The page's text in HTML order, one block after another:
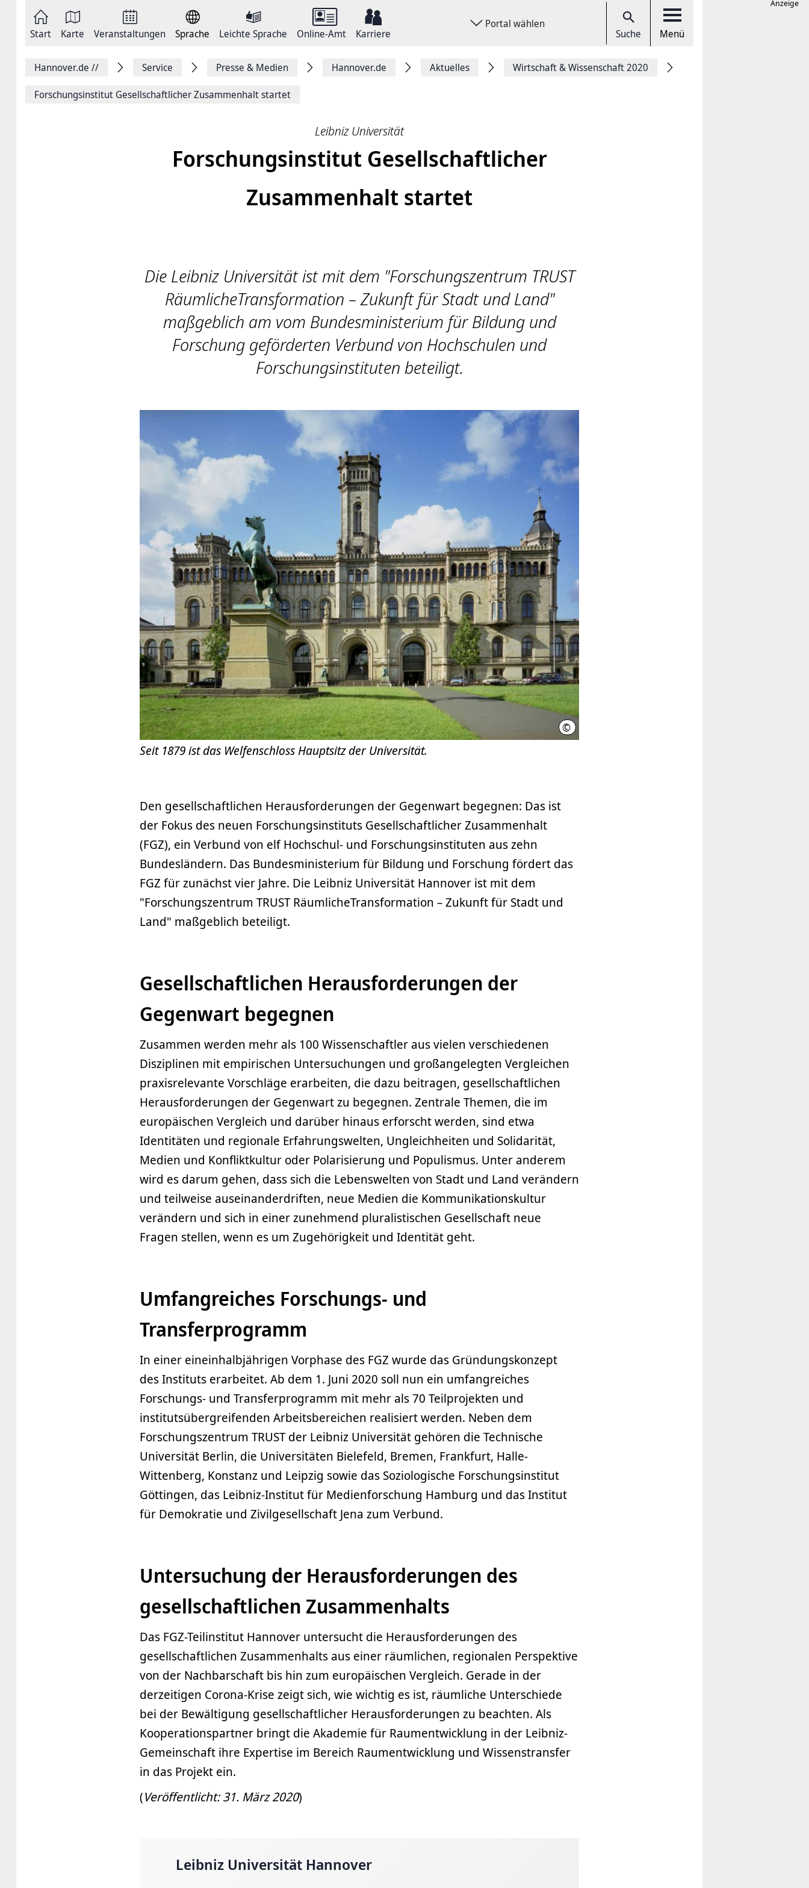
springen
Start Karte Veranstaltungen Sprache Leichte Sprache Online-Amt Karriere
Portal wählen
Suche Menü
FacebookHannover.de // Service Presse & Medien Hannover.de Aktuelles Wirtschaft & Wissenschaft 2020
Forschungsinstitut Gesellschaft­licher Zusammenhalt startet
Leibniz Universität
Forschungsinstitut Gesellschaft­licher
Zusammenhalt startet
Die Leibniz Universität ist mit dem "Forschungszentrum TRUST
RäumlicheTransformation – Zukunft für Stadt und Land"
maßgeblich am vom Bundesministerium für Bildung und
Forschung geförderten Verbund von Hochschulen und
Forschungsinstituten beteiligt.
© Leibniz Universität Hannover (Quelle)
Seit 1879 ist das Welfenschloss Hauptsitz der Universität.
Den gesellschaftlichen Herausforderungen der Gegenwart begegnen: Das ist
der Fokus des neuen Forschungsinstituts Gesellschaftlicher Zusammenhalt
(FGZ), ein Verbund von elf Hochschul- und Forschungsinstituten aus zehn
Bundesländern. Das Bundesministerium für Bildung und Forschung fördert das
FGZ für zunächst vier Jahre. Die Leibniz Universität Hannover ist mit dem
"Forschungszentrum TRUST RäumlicheTransformation – Zukunft für Stadt und
Land" maßgeblich beteiligt.
Gesellschaftlichen Herausforderungen der
Gegenwart begegnen
Zusammen werden mehr als 100 Wissenschaftler aus vielen verschiedenen
Disziplinen mit empirischen Untersuchungen und großangelegten Vergleichen
praxisrelevante Vorschläge erarbeiten, die dazu beitragen, gesellschaftlichen
Herausforderungen der Gegenwart zu begegnen. Zentrale Themen, die im
europäischen Vergleich und darüber hinaus erforscht werden, sind etwa
Identitäten und regionale Erfahrungswelten, Ungleichheiten und Solidarität,
Medien und Konfliktkultur oder Polarisierung und Populismus. Unter anderem
wird es darum gehen, dass sich die Lebenswelten von Stadt und Land verändern
und teilweise auseinanderdriften, neue Medien die Kommunikationskultur
verändern und sich in einer zunehmend pluralistischen Gesellschaft neue
Fragen stellen, wenn es um Zugehörigkeit und Identität geht.
Umfangreiches Forschungs- und
Transferprogramm
In einer eineinhalbjährigen Vorphase des FGZ wurde das Gründungskonzept
des Instituts erarbeitet. Ab dem 1. Juni 2020 soll nun ein umfangreiches
Forschungs- und Transferprogramm mit mehr als 70 Teilprojekten und
institutsübergreifenden Arbeitsbereichen realisiert werden. Neben dem
Forschungszentrum TRUST der Leibniz Universität gehören die Technische
Universität Berlin, die Universitäten Bielefeld, Bremen, Frankfurt, Halle-
Wittenberg, Konstanz und Leipzig sowie das Soziologische Forschungsinstitut
Göttingen, das Leibniz-Institut für Medienforschung Hamburg und das Institut
für Demokratie und Zivilgesellschaft Jena zum Verbund.
Untersuchung der Herausforderungen des
gesellschaftlichen Zusammenhalts
Das FGZ-Teilinstitut Hannover untersucht die Herausforderungen des
gesellschaftlichen Zusammenhalts aus einer räumlichen, regionalen Perspektive
von der Nachbarschaft bis hin zum europäischen Vergleich. Gerade in der
derzeitigen Corona-Krise zeigt sich, wie wichtig es ist, räumliche Unterschiede
bei der Bewältigung gesellschaftlicher Herausforderungen zu beachten. Als
Kooperationspartner bringt die Akademie für Raumentwicklung in der Leibniz-
Gemeinschaft ihre Expertise im Bereich Raumentwicklung und Wissenstransfer
in das Projekt ein.
(Veröffentlicht: 31. März 2020)
Leibniz Universität Hannover
Anzeige